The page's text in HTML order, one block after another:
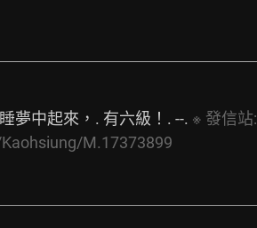
夢中起來，. 有六級！. --. ※ 發信站:
M.17373899